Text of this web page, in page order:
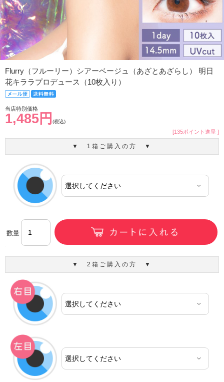
Flurry（フルーリー）シアーベージュ（あざとあざらし） 明日
花キララプロデュース（10枚入り）
当店特別価格
1,485円 (税込)
[135ポイント進呈 ]
▼ 1箱ご購入の方 ▼
数量
▼ 2箱ご購入の方 ▼